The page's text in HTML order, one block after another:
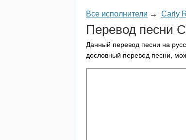
Все исполнители → Carly
Перевод песни
Данный перевод песни на
дословный перевод песни,